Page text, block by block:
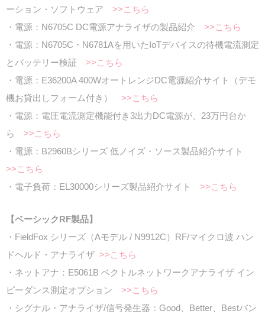
ーション・ソフトウェア >>こちら
・電源：N6705C DC電源アナライザの製品紹介 >>こちら
・電源：N6705C・N6781Aを用いたIoTデバイスの待機電流測定
とバッテリー検証 >>こちら
・電源：E36200A 400WオートレンジDC電源紹介サイト（デモ
機お貸出しフォーム付き） >>こちら
・電源：電圧電流測定機能付き3出力DC電源が、23万円台か
ら >>こちら
・電源：B2960Bシリーズ 低ノイズ・ソース製品紹介サイト
>>こちら
・電子負荷：EL30000シリーズ製品紹介サイト >>こちら
【ベーシックRF製品】
・FieldFox シリーズ（Aモデル / N9912C）RF/マイクロ波 ハン
ドヘルド・アナライザ >>こちら
・ネットアナ：E5061B ベクトルネットワークアナライザ イン
ピーダンス測定オプション >>こちら
・シグナル・アナライザ/信号発生器：Good、Better、Bestバン